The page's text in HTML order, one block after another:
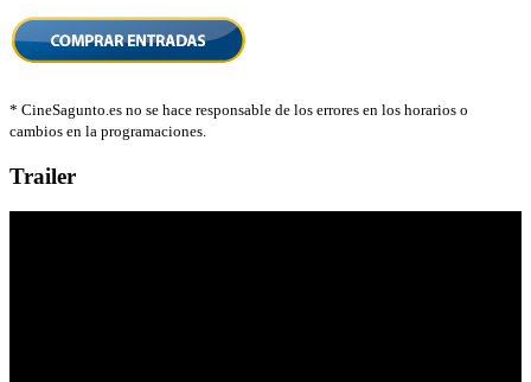
* CineSagunto.es no se hace responsable de los errores en los horarios o
cambios en la programaciones.
Trailer